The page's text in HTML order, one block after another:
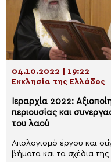
04.10.2022 | 19:22
Εκκλησία της Ελλάδος
Ιεραρχία 2022:
περιουσίας και
του λαού
Απολογισμό έργου και
βήματα και τα σχέδια